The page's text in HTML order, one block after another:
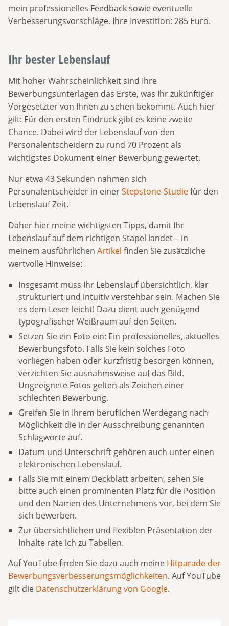
mein professionelles Feedback sowie eventuelle
Verbesserungsvorschläge. Ihre Investition: 285 Euro.
Ihr bester Lebenslauf
Mit hoher Wahrscheinlichkeit sind Ihre
Bewerbungsunterlagen das Erste, was Ihr zukünftiger
Vorgesetzter von Ihnen zu sehen bekommt. Auch hier
gilt: Für den ersten Eindruck gibt es keine zweite
Chance. Dabei wird der Lebenslauf von den
Personalentscheidern zu rund 70 Prozent als
wichtigstes Dokument einer Bewerbung gewertet.
Nur etwa 43 Sekunden nahmen sich
Personalentscheider in einerStepstone-Studiefür den
Lebenslauf Zeit.
Daher hier meine wichtigsten Tipps, damit Ihr
Lebenslauf auf dem richtigen Stapel landet – in
meinem ausführlichen Artikel finden Sie zusätzliche
wertvolle Hinweise:
Insgesamt muss Ihr Lebenslauf übersichtlich, klar
strukturiert und intuitiv verstehbar sein. Machen Sie
es dem Leser leicht! Dazu dient auch genügend
typografischer Weißraum auf den Seiten.
Setzen Sie ein Foto ein: Ein professionelles, aktuelles
Bewerbungsfoto. Falls Sie kein solches Foto
vorliegen haben oder kurzfristig besorgen können,
verzichten Sie ausnahmsweise auf das Bild.
Ungeeignete Fotos gelten als Zeichen einer
schlechten Bewerbung.
Greifen Sie in Ihrem beruflichen Werdegang nach
Möglichkeit die in der Ausschreibung genannten
Schlagworte auf.
Datum und Unterschrift gehören auch unter einen
elektronischen Lebenslauf.
Falls Sie mit einem Deckblatt arbeiten, sehen Sie
bitte auch einen prominenten Platz für die Position
und den Namen des Unternehmens vor, bei dem Sie
sich bewerben.
Zur übersichtlichen und flexiblen Präsentation der
Inhalte rate ich zu Tabellen.
Auf YouTube finden Sie dazu auch meine Hitparade der
Bewerbungsverbesserungsmöglichkeiten. Auf YouTube
gilt die Datenschutzerklärung von Google.